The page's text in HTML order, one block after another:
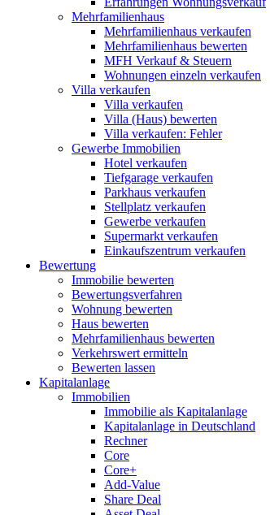
Mehrfamilienhaus
Mehrfamilienhaus verkaufen
Mehrfamilienhaus bewerten
MFH Verkauf & Steuern
Wohnungen einzeln verkaufen
Villa verkaufen
Villa verkaufen
Villa (Haus) bewerten
Villa verkaufen: Fehler
Gewerbe Immobilien
Hotel verkaufen
Tiefgarage verkaufen
Parkhaus verkaufen
Stellplatz verkaufen
Gewerbe verkaufen
Supermarkt verkaufen
Einkaufszentrum verkaufen
Bewertung
Immobilie bewerten
Bewertungsverfahren
Wohnung bewerten
Haus bewerten
Mehrfamilienhaus bewerten
Verkehrswert ermitteln
Bewerten lassen
Kapitalanlage
Immobilien
Immobilie als Kapitalanlage
Kapitalanlage in Deutschland
Rechner
Core
Core+
Add-Value
Share Deal